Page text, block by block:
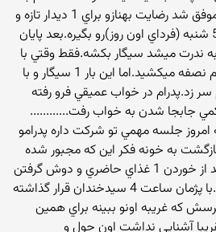
جلو ميرفت.در نهايت پژمان موفق شد رضايت بهنازو براي 1 ديدار تازه و
البته اين بار 2 نفره در عصر 5 شنبه (فرداي اون روز)رو بگيره.بعد پايان
ندرت ميشد سيگار بكشه.فقط وقتي با
بيژن حرفش ميشد 1 نخ اونم نصفه ميكشيد.اما اين بار 1 سيگار و با
سر زد.پدرام در خواب عميقي فرو رفته
جابجا شدن به خواب رفت............
امروز جلسه مهمي تو شركت داره پدرامو
به خونه فكر اين كه مجبور شده
دروغ بگه پكرش كرده بود.بعد از خوردن 1 غذاي حاضري و دوش گرفتن
كم كم ميخواست آماده شه .با پژمان ساعت 4 سيدخندان قرار گذاشته
كه غريبه اونو ببينه براي همين
آشنايي نداشت اون حول و